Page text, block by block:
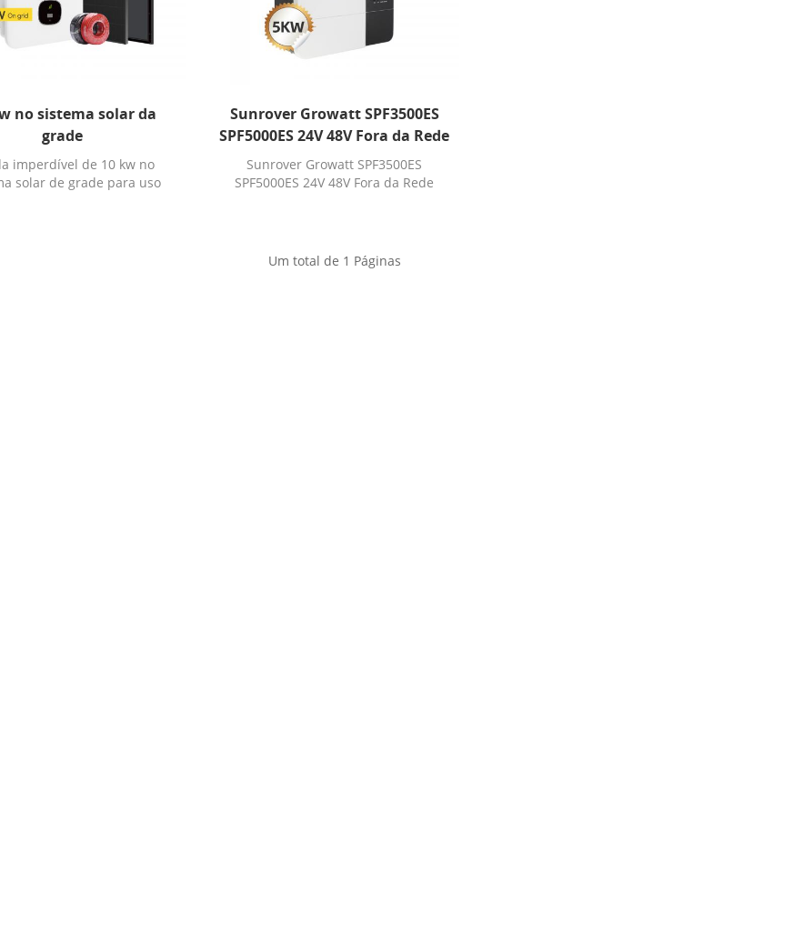
no sistema solar da
grade
imperdível de 10 kw no
solar de grade para uso
Sunrover Growatt SPF3500ES
SPF5000ES 24V 48V Fora da Rede
Inversor Solar
Sunrover Growatt SPF3500ES
SPF5000ES 24V 48V Fora da Rede
Um total de 1 Páginas